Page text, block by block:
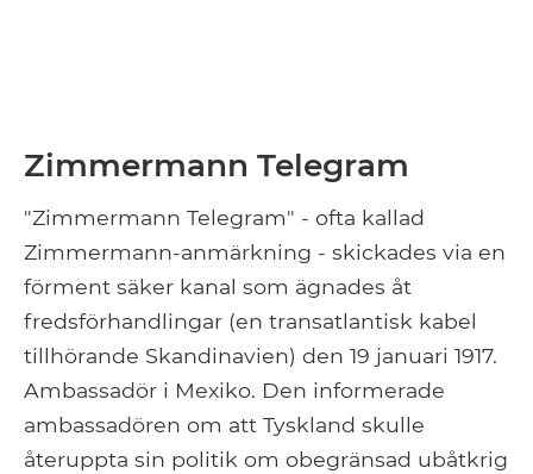
Zimmermann Telegram
"Zimmermann Telegram" - ofta kallad
Zimmermann-anmärkning - skickades via en
förment säker kanal som ägnades åt
fredsförhandlingar (en transatlantisk kabel
tillhörande Skandinavien) den 19 januari 1917.
Ambassadör i Mexiko. Den informerade
ambassadören om att Tyskland skulle
återuppta sin politik om obegränsad ubåtkrig